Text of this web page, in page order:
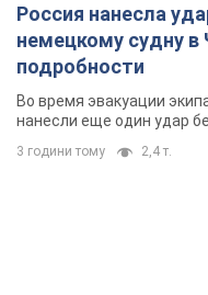
Россия нанесла
немецкому судну
подробности
Во время эвакуации
нанесли еще один удар
3 години тому 2,4 т.